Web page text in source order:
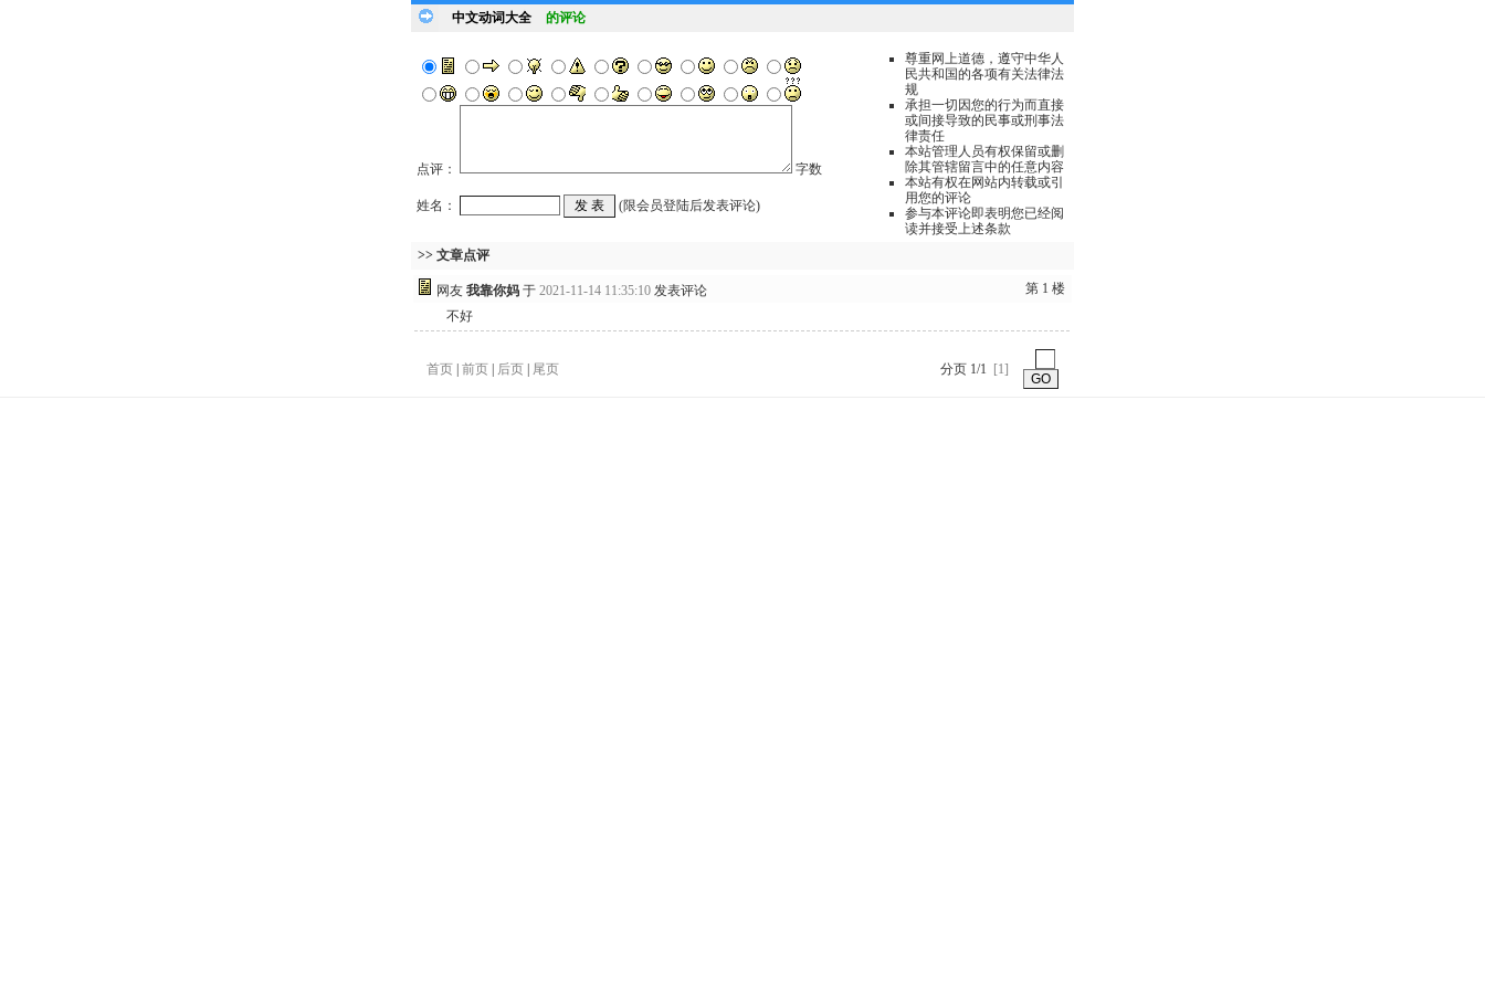
中文动词大全 的评论
点评： 字数
姓名： (限会员登陆后发表评论)
尊重网上道德，遵守中华人
民共和国的各项有关法律法
规
承担一切因您的行为而直接
或间接导致的民事或刑事法
律责任
本站管理人员有权保留或删
除其管辖留言中的任意内容
本站有权在网站内转载或引
用您的评论
参与本评论即表明您已经阅
读并接受上述条款
>> 文章点评
网友 我靠你妈 于 2021-11-14 11:35:10 发表评论
第 1 楼
不好
首页 前页 后页 尾页 分页 1/1 [1]